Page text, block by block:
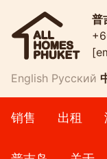
普
English Русский
销售 出租